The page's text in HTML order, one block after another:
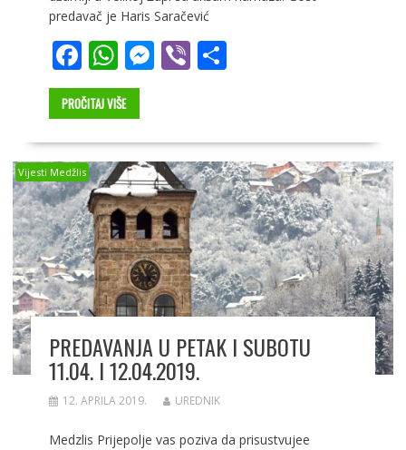
predavač je Haris Saračević
F
ac
e
b
o
o
k
W
h
at
s
A
p
p
M
e
n
g
er
Vi S
e
PROČITAJ VIŠE
Vijesti Medžlis
PREDAVANJA U PETAK I SUBOTU
11.04. I 12.04.2019.
12. APRILA 2019. UREDNIK
Medzlis Prijepolje vas poziva da prisustvujee